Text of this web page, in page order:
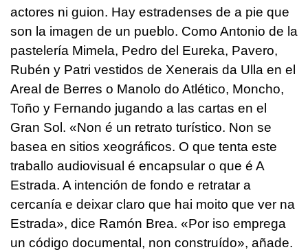
actores ni guion. Hay estradenses de a pie que
son la imagen de un pueblo. Como Antonio de la
pastelería Mimela, Pedro del Eureka, Pavero,
Rubén y Patri vestidos de Xenerais da Ulla en el
Areal de Berres o Manolo do Atlético, Moncho,
Toño y Fernando jugando a las cartas en el
Gran Sol. «Non é un retrato turístico. Non se
basea en sitios xeográficos. O que tenta este
traballo audiovisual é encapsular o que é A
Estrada. A intención de fondo e retratar a
cercanía e deixar claro que hai moito que ver na
Estrada», dice Ramón Brea. «Por iso emprega
un código documental, non construído», añade.